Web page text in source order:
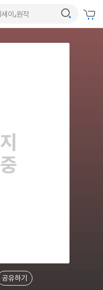
공유하기